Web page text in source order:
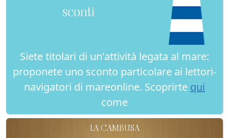
sconti
Siete titolari di un'attività legata al mare:
proponete uno sconto particolare ai lettori-
navigatori di mareonline. Scoprirte qui
come
LA CAMBUSA